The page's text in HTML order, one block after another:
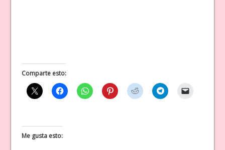
Comparte esto:
Me gusta esto: